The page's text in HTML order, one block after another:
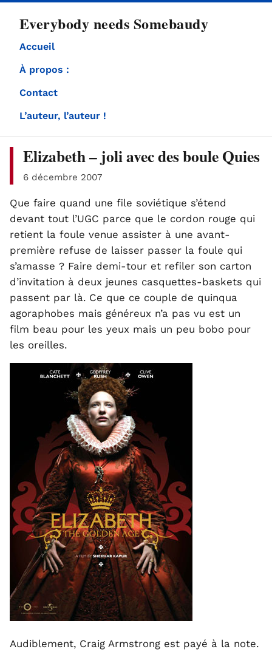
Everybody needs Somebaudy
Accueil
À propos :
Contact
L’auteur, l’auteur !
Elizabeth – joli avec des boule Quies
6 décembre 2007
Que faire quand une file soviétique s’étend
devant tout l’UGC parce que le cordon rouge qui
retient la foule venue assister à une avant-
première refuse de laisser passer la foule qui
s’amasse ? Faire demi-tour et refiler son carton
d’invitation à deux jeunes casquettes-baskets qui
passent par là. Ce que ce couple de quinqua
agoraphobes mais généreux n’a pas vu est un
film beau pour les yeux mais un peu bobo pour
les oreilles.
Audiblement, Craig Armstrong est payé à la note.